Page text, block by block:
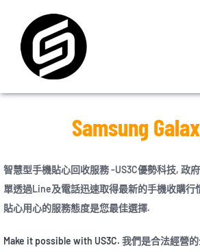
content
iMCheck APP
iPhone 回收價
線上商城
3C租賃
MSI 舊換新
Samsung
智慧型手機貼心回收服務 -US3C優勢科技, 政
單透過Line及電話迅速取得最新的手機收購行
貼心用心的服務態度是您最佳選擇.
Make it possible with US3C. 我們是合法經營